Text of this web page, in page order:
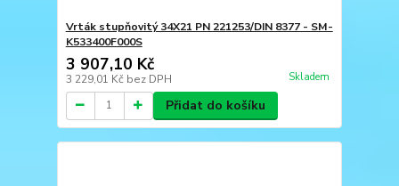
Vrták stupňovitý 34X21 PN 221253/DIN 8377 - SM-
K533400F000S
3 907,10 Kč
3 229,01 Kč bez DPH Skladem
Přidat do košíku